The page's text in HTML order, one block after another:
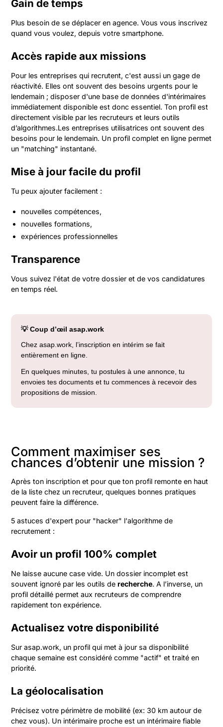
Gain de temps
Plus besoin de se déplacer en agence. Vous vous inscrivez
quand vous voulez, depuis votre smartphone.
Accès rapide aux missions
Pour les entreprises qui recrutent, c'est aussi un gage de
réactivité. Elles ont souvent des besoins urgents pour le
lendemain ; disposer d'une base de données d'intérimaires
immédiatement disponible est donc essentiel. Ton profil est
directement visible par les recruteurs et leurs outils
d’algorithmes.Les entreprises utilisatrices ont souvent des
besoins pour le lendemain. Un profil complet en ligne permet
un "matching" instantané.
Mise à jour facile du profil
Tu peux ajouter facilement :
nouvelles compétences,
nouvelles formations,
expériences professionnelles
Transparence
Vous suivez l'état de votre dossier et de vos candidatures
en temps réel.
💡 Coup d’œil asap.work
Chez asap.work, l’inscription en intérim se fait
entièrement en ligne.
En quelques minutes, tu postules à une annonce, tu
envoies tes documents et tu commences à recevoir des
propositions de mission.
Comment maximiser ses
chances d’obtenir une mission ?
Après ton inscription et pour que ton profil remonte en haut
de la liste chez un recruteur, quelques bonnes pratiques
peuvent faire la différence.
5 astuces d'expert pour "hacker" l'algorithme de
recrutement :
Avoir un profil 100% complet
Ne laisse aucune case vide. Un dossier incomplet est
souvent ignoré par les outils derecherche. A l’inverse, un
profil détaillé permet aux recruteurs de comprendre
rapidement ton expérience.
Actualisez votre disponibilité
Sur asap.work, un profil qui met à jour sa disponibilité
chaque semaine est considéré comme "actif" et traité en
priorité.
La géolocalisation
Précisez votre périmètre de mobilité (ex: 30 km autour de
chez vous). Un intérimaire proche est un intérimaire fiable